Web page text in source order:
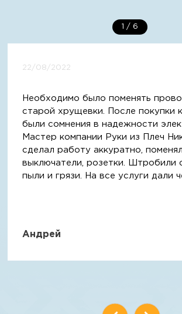
1 / 6
22/08/2022
Необходимо было поменять
старой хрущевки. После покупки
были сомнения в надежности
Мастер компании Руки из Плеч
сделал работу аккуратно,
выключатели, розетки. Штробили
пыли и грязи. На все услуги дали
Андрей